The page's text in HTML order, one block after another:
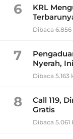
6
KRL
Dibaca 6.856
7
Nyerah,
Dibaca 5.163
8
Call 119,
Gratis
Dibaca 5.061